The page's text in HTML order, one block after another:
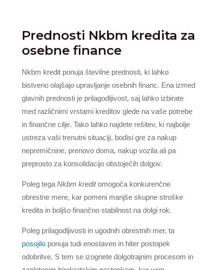
Prednosti Nkbm kredita za
osebne finance
Nkbm kredit ponuja številne prednosti, ki lahko
bistveno olajšajo upravljanje osebnih financ. Ena izmed
glavnih prednosti je prilagodljivost, saj lahko izbirate
med različnimi vrstami kreditov glede na vaše potrebe
in finančne cilje. Tako lahko najdete rešitev, ki najbolje
ustreza vaši trenutni situaciji, bodisi gre za nakup
nepremičnine, prenovo doma, nakup vozila ali pa
preprosto za konsolidacijo obstoječih dolgov.
Poleg tega Nkbm kreditomogoča konkurenčne
obrestne mere, kar pomeni manjše skupne stroške
kredita in boljšo finančno stabilnost na dolgi rok.
Poleg prilagodljivosti in ugodnih obrestnih mer, ta
posojiloponuja tudi enostaven in hiter postopek
odobritve. S tem se izognete dolgotrajnim procesom in